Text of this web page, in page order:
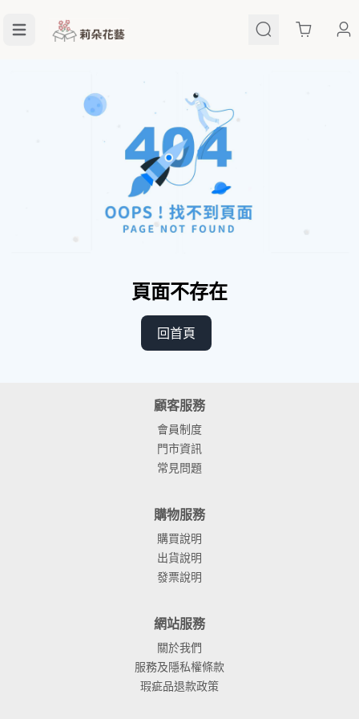
Cart
頁面不存在
回首頁
顧客服務
會員制度
門市資訊
常見問題
購物服務
購買說明
出貨說明
發票說明
網站服務
關於我們
服務及隱私權條款
瑕疵品退款政策